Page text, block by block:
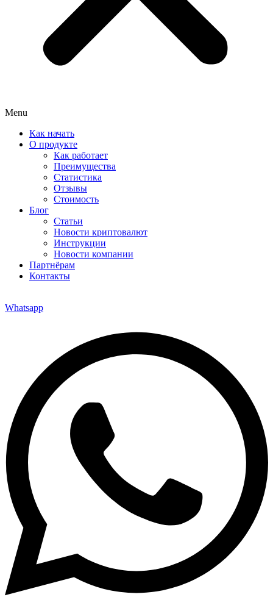
Menu
Как начать
О продукте
Как работает
Преимущества
Статистика
Отзывы
Стоимость
Блог
Статьи
Новости криптовалют
Инструкции
Новости компании
Партнёрам
Контакты
Whatsapp